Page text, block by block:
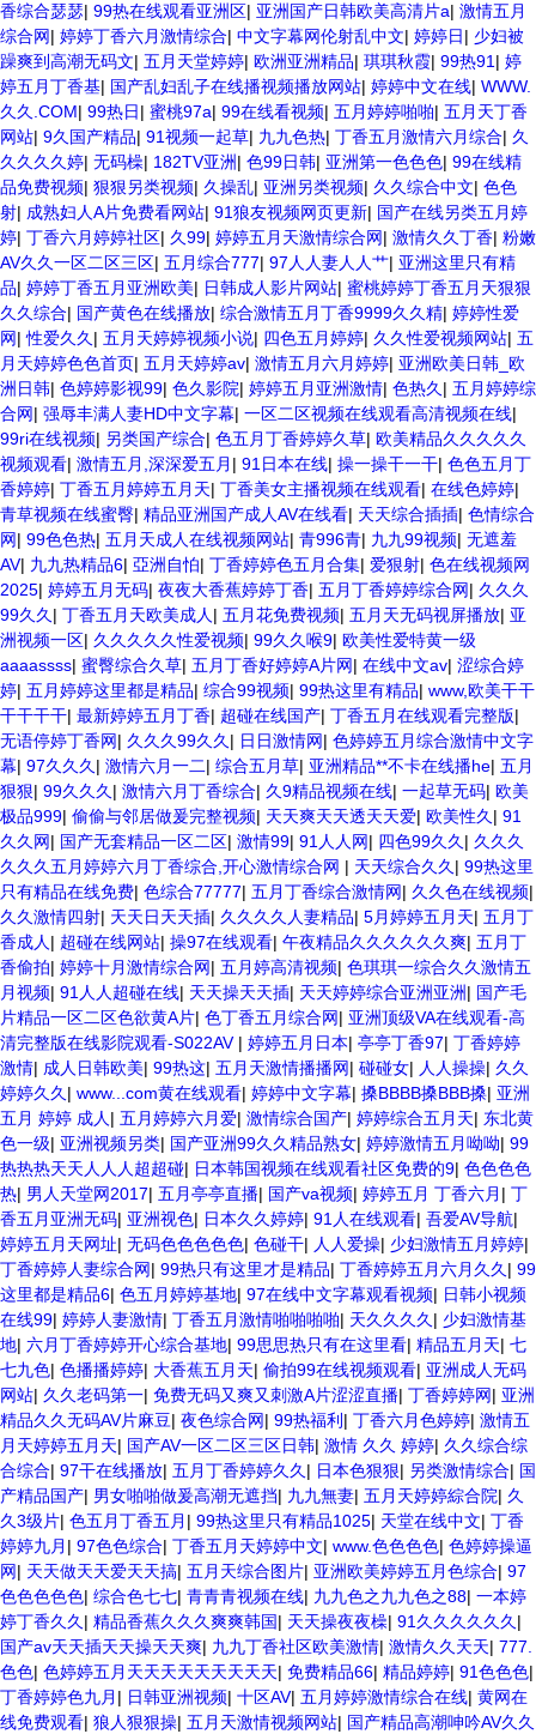
香综合瑟瑟| 99热在线观看亚洲区| 亚洲国产日韩欧美高清片a| 激情五月
综合网| 婷婷丁香六月激情综合| 中文字幕网伦射乱中文| 婷婷日| 少妇被
躁爽到高潮无码文| 五月天堂婷婷| 欧洲亚洲精品| 琪琪秋霞| 99热91 | 婷
婷五月丁香基| 国产乱妇乱子在线播视频播放网站| 婷婷中文在线| WWW.
久久.COM| 99热日| 蜜桃97a| 99在线看视频| 五月婷婷啪啪| 五月天丁香
网站| 9久国产精品| 91视频一起草| 九九色热| 丁香五月激情六月综合| 久
久久久久婷| 无码橾| 182TV亚洲| 色99日韩| 亚洲第一色色色| 99在线精
品免费视频| 狠狠另类视频| 久操乱| 亚洲另类视频| 久久综合中文| 色色
射| 成熟妇人A片免费看网站| 91狼友视频网页更新| 国产在线另类五月婷
婷| 丁香六月婷婷社区| 久99| 婷婷五月天激情综合网| 激情久久丁香| 粉嫩
AV久久一区二区三区| 五月综合777| 97人人妻人人艹| 亚洲这里只有精
品| 婷婷丁香五月亚洲欧美| 日韩成人影片网站| 蜜桃婷婷丁香五月天狠狠
久久综合| 国产黄色在线播放| 综合激情五月丁香9999久久精| 婷婷性爱
网|性爱久久 | 五月天婷婷视频小说| 四色五月婷婷| 久久性爱视频网站| 五
月天婷婷色色首页| 五月天婷婷av| 激情五月六月婷婷| 亚洲欧美日韩_欧
洲日韩| 色婷婷影视99| 色久影院| 婷婷五月亚洲激情| 色热久 | 五月婷婷综
合网| 强辱丰满人妻HD中文字幕| 一区二区视频在线观看高清视频在线|
99ri在线视频| 另类国产综合| 色五月丁香婷婷久草| 欧美精品久久久久久
视频观看| 激情五月,深深爱五月 | 91日本在线| 操一操干一干| 色色五月丁
香婷婷| 丁香五月婷婷五月天| 丁香美女主播视频在线观看| 在线色婷婷|
青草视频在线蜜臀| 精品亚洲国产成人AV在线看| 天天综合插插| 色情综合
网| 99色色热| 五月天成人在线视频网站| 青996青| 九九99视频| 无遮羞
AV| 九九热精品6| 亞洲自怕| 丁香婷婷色五月合集| 爱狠射| 色在线视频网
2025| 婷婷五月无码| 夜夜大香蕉婷婷丁香| 五月丁香婷婷综合网| 久久久
99久久 | 丁香五月天欧美成人 | 五月花免费视频| 五月天无码视屏播放| 亚
洲视频一区| 久久久久久性爱视频| 99久久喉9| 欧美性爱特黄一级
aaaassss| 蜜臀综合久草| 五月丁香好婷婷A片网| 在线中文av| 涩综合婷
婷| 五月婷婷这里都是精品| 综合99视频| 99热这里有精品| www,欧美干干
干干干干| 最新婷婷五月丁香| 超碰在线国产| 丁香五月在线观看完整版|
无语停婷丁香网| 久久久99久久 | 日日激情网| 色婷婷五月综合激情中文字
幕| 97久久久 | 激情六月一二| 综合五月草| 亚洲精品**不卡在线播he| 五月
狠狠| 99久久久 | 激情六月丁香综合| 久9精品视频在线| 一起草无码| 欧美
极品999| 偷偷与邻居做爰完整视频| 天天爽天天透天天爱| 欧美性久 | 91
久久网| 国产无套精品一区二区| 激情99| 91人人网| 四色99久久 | 久久久
久久久五月婷婷六月丁香综合,开心激情综合网 | 天天综合久久 | 99热这里
只有精品在线免费| 色综合77777| 五月丁香综合激情网| 久久色在线视频|
久久激情四射| 天天日天天插| 久久久久人妻精品| 5月婷婷五月天| 五月丁
香成人 | 超碰在线网站| 操97在线观看| 午夜精品久久久久久久爽| 五月丁
香偷拍| 婷婷十月激情综合网| 五月婷高清视频| 色琪琪一综合久久激情五
月视频| 91人人超碰在线| 天天操天天插| 天天婷婷综合亚洲亚洲| 国产毛
片精品一区二区色欲黄A片| 色丁香五月综合网| 亚洲顶级VA在线观看-高
清完整版在线影院观看-S022AV | 婷婷五月日本| 亭亭丁香97| 丁香婷婷
激情| 成人日韩欧美| 99热这| 五月天激情播播网| 碰碰女| 人人操操| 久久
婷婷久久 | www...com黄在线观看| 婷婷中文字幕| 搡BBBB搡BBB搡| 亚洲
五月 婷婷 成人 | 五月婷婷六月爱| 激情综合国产| 婷婷综合五月天| 东北黄
色一级| 亚洲视频另类| 国产亚洲99久久精品熟女| 婷婷激情五月呦呦| 99
热热热天天人人人超超碰| 日本韩国视频在线观看社区免费的9| 色色色色
热| 男人天堂网2017| 五月亭亭直播| 国产va视频| 婷婷五月 丁香六月 | 丁
香五月亚洲无码| 亚洲视色| 日本久久婷婷| 91人在线观看| 吾爱AV导航|
婷婷五月天网址| 无码色色色色色| 色碰干| 人人爱操| 少妇激情五月婷婷|
丁香婷婷人妻综合网| 99热只有这里才是精品| 丁香婷婷五月六月久久 | 99
这里都是精品6| 色五月婷婷基地| 97在线中文字幕观看视频| 日韩小视频
在线99| 婷婷人妻激情| 丁香五月激情啪啪啪啪| 天久久久久 | 少妇激情基
地| 六月丁香婷婷开心综合基地| 99思思热只有在这里看| 精品五月天| 七
七九色| 色播播婷婷| 大香蕉五月天| 偷拍99在线视频观看| 亚洲成人无码
网站| 久久老码第一| 免费无码又爽又刺激A片涩涩直播| 丁香婷婷网| 亚洲
精品久久无码AV片麻豆| 夜色综合网| 99热福利 | 丁香六月色婷婷| 激情五
月天婷婷五月天| 国产AV一区二区三区日韩| 激情 久久 婷婷| 久久综合综
合综合| 97干在线播放| 五月丁香婷婷久久 | 日本色狠狠| 另类激情综合| 国
产精品国产| 男女啪啪做爰高潮无遮挡| 九九無妻| 五月天婷婷綜合院| 久
久3级片| 色五月丁香五月 | 99热这里只有精品1025| 天堂在线中文| 丁香
婷婷九月 | 97色色综合| 丁香五月天婷婷中文| www.色色色色| 色婷婷操逼
网| 天天做天天爱天天搞| 五月天综合图片| 亚洲欧美婷婷五月色综合| 97
色色色色色| 综合色七七| 青青青视频在线| 九九色之九九色之88| 一本婷
婷丁香久久 | 精品香蕉久久久爽爽韩国| 天天操夜夜橾| 91久久久久久久 |
国产av天天插天天操天天爽| 九九丁香社区欧美激情| 激情久久天天| 777.
色色| 色婷婷五月天天天天天天天天天| 免费精品66| 精品婷婷| 91色色色|
丁香婷婷色九月 | 日韩亚洲视频| 十区AV| 五月婷婷激情综合在线| 黄网在
线免费观看| 狼人狠狠操| 五月天激情视频网站| 国产精品高潮呻吟AV久久